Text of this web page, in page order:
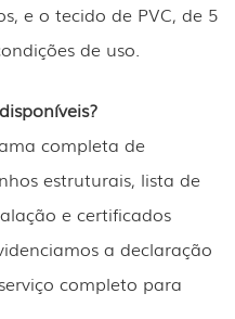
e o tecido de PVC, de 5
de uso.
completa de
estruturais, lista de
e certificados
a declaração
completo para